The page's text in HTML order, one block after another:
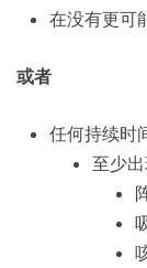
在没有更可
或者
任何持续时
至少